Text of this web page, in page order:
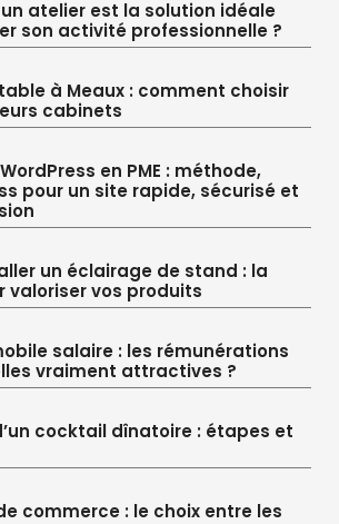
atelier est la solution idéale
son activité professionnelle ?
à Meaux : comment choisir
cabinets
en PME : méthode,
pour un site rapide, sécurisé et
un éclairage de stand : la
valoriser vos produits
salaire : les rémunérations
vraiment attractives ?
cocktail dînatoire : étapes et
commerce : le choix entre les